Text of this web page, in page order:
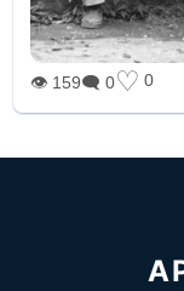
👁 159🗨 0♡ 0